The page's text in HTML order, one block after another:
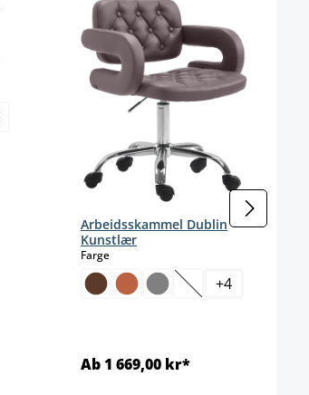
Arbeidsskammel Dublin
Kunstlær
Fargeselect
(Dette alternativet
+4
Ab 1 669,00 kr*